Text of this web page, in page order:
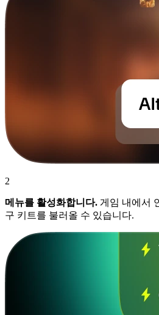
2
메뉴를 활성화합니다. 게임 내에서
구 키트를 불러올 수 있습니다.